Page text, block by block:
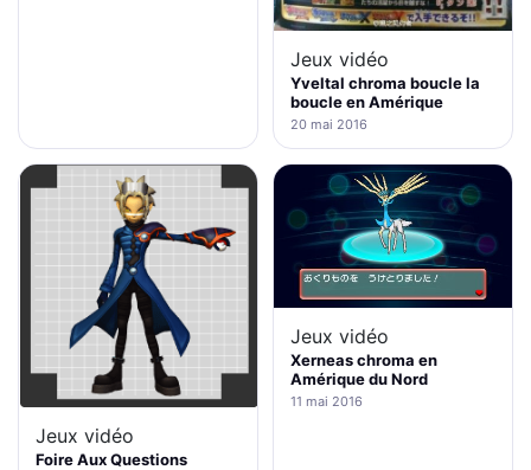
Jeux vidéo
Yveltal chroma boucle la
boucle en Amérique
20 mai 2016
Jeux vidéo
Foire Aux Questions
Jeux vidéo
Xerneas chroma en
Amérique du Nord
11 mai 2016